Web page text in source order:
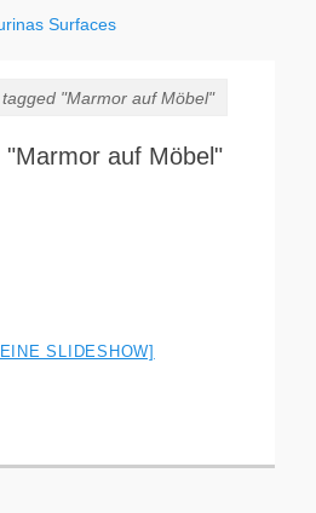
Aurinas Surfaces
"Marmor auf Möbel"
auf Möbel"
SLIDESHOW]